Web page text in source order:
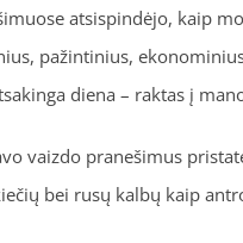
atsispindėjo, kaip
pažintinius,
diena – raktas į
vaizdo pranešimus
bei rusų kalbų kaip